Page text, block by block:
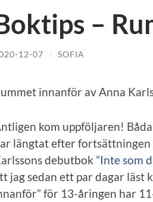
–
12-07 / SOFIA
innanför av Anna
kom uppföljaren!
längtat efter fortsättningen
debutbok ”Inte som
jag sedan ett par dagar läst
för 13-åringen har